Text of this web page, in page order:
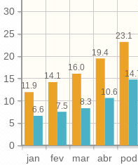
jan fev mar abr pod
0
5
10
15
20
25
30
23.1
19.4
16.0
14.1
11.9
10.6
8.3
7.5
6.6